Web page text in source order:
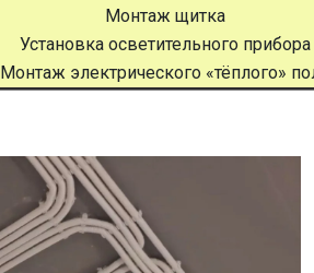
Монтаж щитка
Установка осветительного прибора
Монтаж электрического «тёплого»